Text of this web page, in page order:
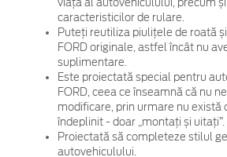
viață al autovehiculului, precum
caracteristicilor de rulare.
Puteți reutiliza piulițele de roată
FORD originale, astfel încât nu
suplimentare.
Este proiectată special pentru
FORD, ceea ce înseamnă că nu
modificare, prin urmare nu există
îndeplinit - doar „montați și uitați”.
Proiectată să completeze stilul
autovehiculului.